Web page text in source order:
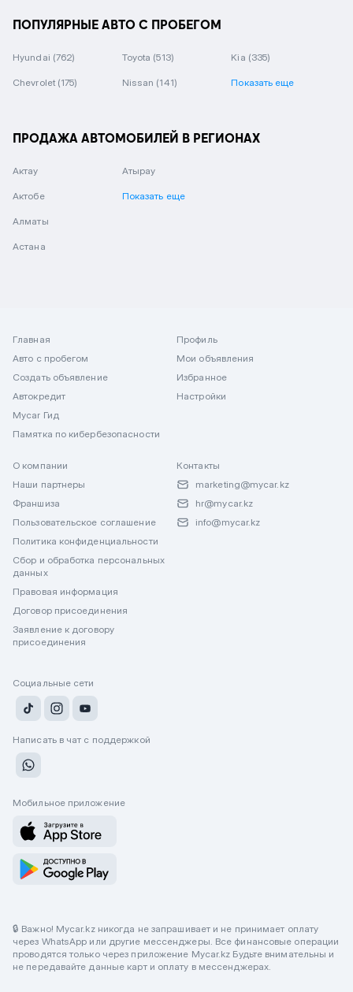
ПОПУЛЯРНЫЕ АВТО С ПРОБЕГОМ
Hyundai (762) Toyota (513) Kia (335)
Chevrolet (175) Nissan (141) Показать еще
ПРОДАЖА АВТОМОБИЛЕЙ В РЕГИОНАХ
Актау
Актобе
Алматы
Астана
Атырау
Показать еще
Главная
Авто с пробегом
Создать объявление
Автокредит
Mycar Гид
Памятка по кибербезопасности
Профиль
Мои объявления
Избранное
Настройки
О компании
Наши партнеры
Франшиза
Пользовательское соглашение
Политика конфиденциальности
Сбор и обработка персональных
данных
Правовая информация
Договор присоединения
Заявление к договору
присоединения
Контакты
marketing@mycar.kz
hr@mycar.kz
info@mycar.kz
Социальные сети
Написать в чат с поддержкой
Мобильное приложение
🔒 Важно! Mycar.kz никогда не запрашивает и не принимает оплату
через WhatsApp или другие мессенджеры. Все финансовые операции
проводятся только через приложение Mycar.kz Будьте внимательны и
не передавайте данные карт и оплату в мессенджерах.